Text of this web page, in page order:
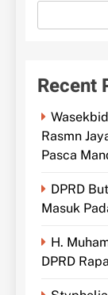
Recent
Rasmn
Pasca
DPRD
Masuk
H.
DPRD